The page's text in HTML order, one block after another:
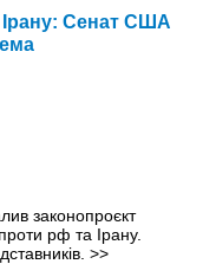
Ірану: Сенат США
законопроєкт
рф та Ірану.
>>